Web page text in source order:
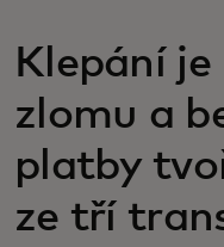
Klepání
zlomu a
platby
ze tří